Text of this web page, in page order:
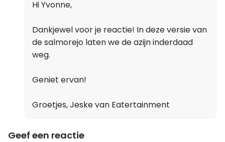
Hi Yvonne,
Dankjewel voor je reactie! In deze versie van
de salmorejo laten we de azijn inderdaad
weg.
Geniet ervan!
Groetjes, Jeske van Eatertainment
Geef een reactie